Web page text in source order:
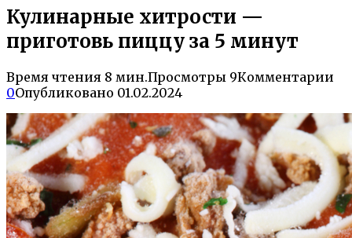
Кулинарные хитрости —
приготовь пиццу за 5 минут
Время чтения 8 мин.Просмотры 9Комментарии
0Опубликовано 01.02.2024